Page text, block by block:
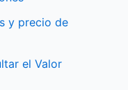
y precio de
el Valor